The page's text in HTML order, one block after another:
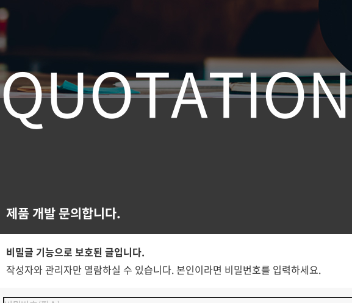
QUOTATION
제품 개발 문의합니다.
비밀글 기능으로 보호된 글입니다.
작성자와 관리자만 열람하실 수 있습니다. 본인이라면 비밀번호를 입력하세요.